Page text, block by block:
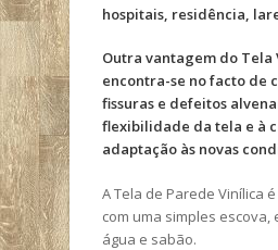
hospitais, residência,
Outra vantagem do Tela
encontra-se no facto de
fissuras e defeitos
flexibilidade da tela e à
adaptação às novas
A Tela de Parede Vinílica
com uma simples escova,
água e sabão.